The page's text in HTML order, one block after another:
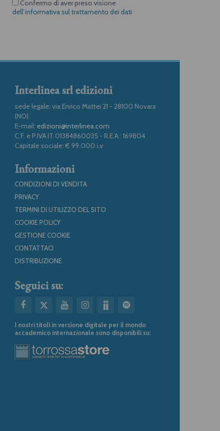
Confermo di aver preso visione
dell’informativa sul trattamento dei dati
Interlinea srl edizioni
sede legale: via Enrico Mattei 21 - 28100 Novara
(NO)
E-mail: edizioni@interlinea.com
C.F. e P.IVA IT 01384860035 - R.E.A.: 169804
Capitale sociale: € 99.000 i.v
Informazioni
CONDIZIONI DI VENDITA
PRIVACY
TERMINI DI UTILIZZO DEL SITO
COOKIE POLICY
GESTIONE COOKIE
CONTATTACI
DISTRIBUZIONE
Seguici su:
I nostri titoli in versione digitale per il mondo
accademico internazionale sono disponibili su: